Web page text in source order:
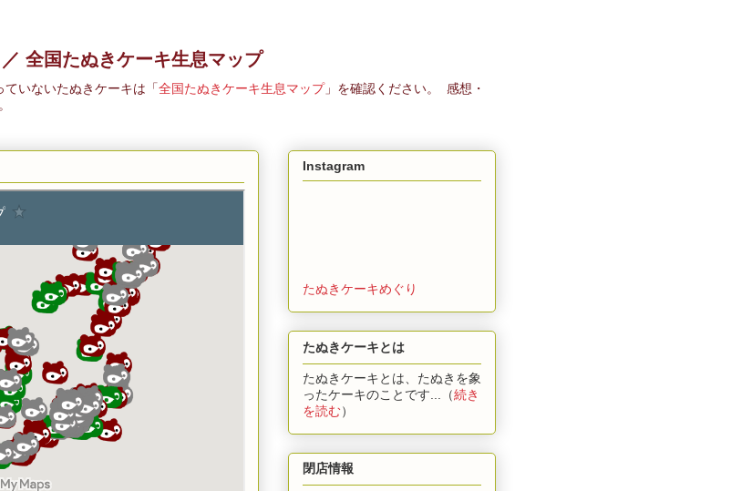
全国たぬきケーキ生息マップ
いないたぬきケーキは「 全国たぬきケーキ生息マップ 」を確認ください。 感想・
Instagram
たぬきケーキめぐり
たぬきケーキとは
たぬきケーキとは、たぬきを象
ったケーキのことです...（続き
を読む）
閉店情報